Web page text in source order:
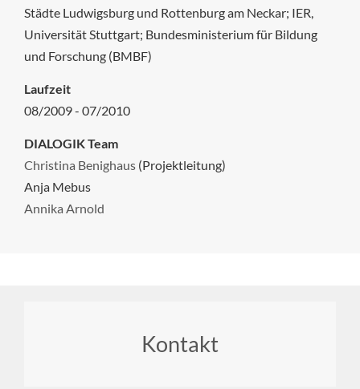
Städte Ludwigsburg und Rottenburg am Neckar; IER,
Universität Stuttgart; Bundesministerium für Bildung
und Forschung (BMBF)
Laufzeit
08/2009 - 07/2010
DIALOGIK Team
Christina Benighaus (Projektleitung)
Anja Mebus
Annika Arnold
Kontakt